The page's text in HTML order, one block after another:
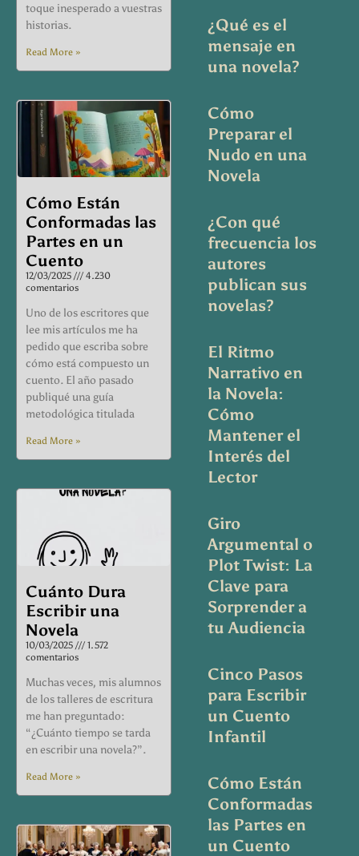
toque inesperado a vuestras
historias.
Read More »
Cómo Están
Conformadas las
Partes en un
Cuento
12/03/2025
4.230
comentarios
Uno de los escritores que
lee mis artículos me ha
pedido que escriba sobre
cómo está compuesto un
cuento. El año pasado
publiqué una guía
metodológica titulada
Read More »
Cuánto Dura
Escribir una
Novela
10/03/2025
1.572
comentarios
Muchas veces, mis alumnos
de los talleres de escritura
me han preguntado:
“¿Cuánto tiempo se tarda
en escribir una novela?”.
Read More »
¿Qué es el
mensaje en
una novela?
Cómo
Preparar el
Nudo en una
Novela
¿Con qué
frecuencia los
autores
publican sus
novelas?
El Ritmo
Narrativo en
la Novela:
Cómo
Mantener el
Interés del
Lector
Giro
Argumental o
Plot Twist: La
Clave para
Sorprender a
tu Audiencia
Cinco Pasos
para Escribir
un Cuento
Infantil
Cómo Están
Conformadas
las Partes en
un Cuento